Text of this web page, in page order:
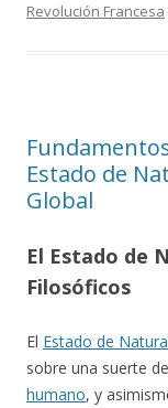
Revolución Francesa
Estado de
Global
El Estado de
Filosóficos
El Estado de
sobre una suerte
humano, y